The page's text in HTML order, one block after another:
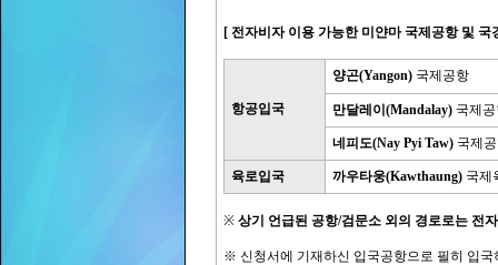
[ 전자비자 이용 가능한 미얀마 국제공항 및 국
항공입국
양곤(Yangon) 국제공항
만달레이(Mandalay) 국제
네피도(Nay Pyi Taw) 국제
육로입국 까우타웅(Kawthaung) 국제
※ 상기 언급된 공항/검문소 외의 경로로는 전
※ 신청서에 기재하신 입국공항으로 필히 입